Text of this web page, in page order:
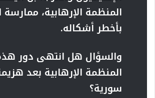
المنظمة الإرهابية، ممارسة
بأخطر أشكاله.
والسؤال هل انتهى دور
المنظمة الإرهابية بعد
سورية؟